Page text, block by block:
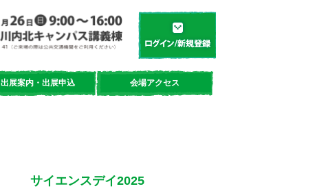
学都「仙台・宮城」サイエンスデイ
出展案内・出展申込 会場アクセス
サイエンスデイ2025